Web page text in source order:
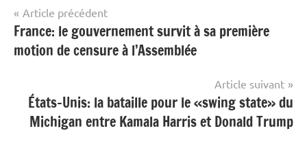
Navigation
de
l’article
Article précédent
France: le gouvernement survit à sa première
motion de censure à l’Assemblée
Article suivant
États-Unis: la bataille pour le «swing state» du
Michigan entre Kamala Harris et Donald Trump